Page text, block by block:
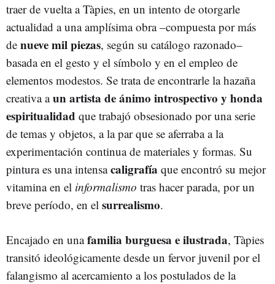
traer de vuelta a Tàpies, en un intento de otorgarle
actualidad a una amplísima obra –compuesta por más
de nueve mil piezas, según su catálogo razonado–
basada en el gesto y el símbolo y en el empleo de
elementos modestos. Se trata de encontrarle la hazaña
creativa aun artista de ánimo introspectivo y honda
espiritualidad que trabajó obsesionado por una serie
de temas y objetos, a la par que se aferraba a la
experimentación continua de materiales y formas. Su
pintura es una intensacaligrafía que encontró su mejor
vitamina en el informalismo tras hacer parada, por un
breve período, en el surrealismo.
Encajado en unafamilia burguesa e ilustrada, Tàpies
transitó ideológicamente desde un fervor juvenil por el
falangismo al acercamiento a los postulados de la